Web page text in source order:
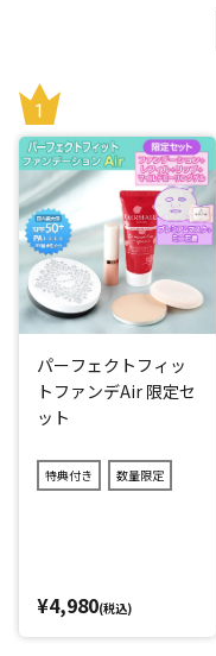
しい位置へとサポート
さらに腰周りの生地を
ツのようにスッとラク
をカバーしてスッキリ
普段お使いのショーツ
に変えるだけ！忙しく
です。
「
今回は、鼠径部(太もも
りました。伸縮性のい
用することにより、座
らかくしました。
さらにおなかにクロス
「クロスフィットレー
たりもやさしい仕上が
ようクロッチ部分を綿
パーフェクトフィッ
トファンデAir 限定セ
ット
特典付き 数量限定
¥4,980(税込)